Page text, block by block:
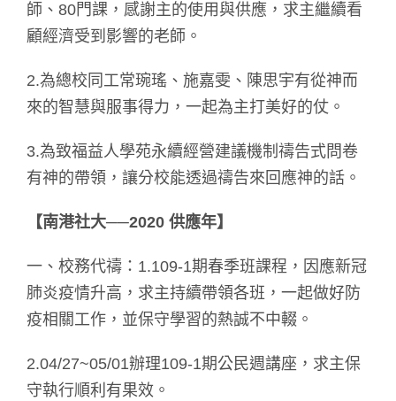
師、80門課，感謝主的使用與供應，求主繼續看
顧經濟受到影響的老師。
2.為總校同工常琬瑤、施嘉雯、陳思宇有從神而
來的智慧與服事得力，一起為主打美好的仗。
3.為致福益人學苑永續經營建議機制禱告式問卷
有神的帶領，讓分校能透過禱告來回應神的話。
【南港社大──2020 供應年】
一、校務代禱：1.109-1期春季班課程，因應新冠
肺炎疫情升高，求主持續帶領各班，一起做好防
疫相關工作，並保守學習的熱誠不中輟。
2.04/27~05/01辦理109-1期公民週講座，求主保
守執行順利有果效。